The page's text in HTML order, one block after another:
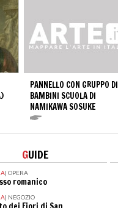
PANNELLO CON GRUPPO DI
BAMBINI SCUOLA DI
NAMIKAWA SOSUKE
GUIDE
| OPERA
romanico
| NEGOZIO